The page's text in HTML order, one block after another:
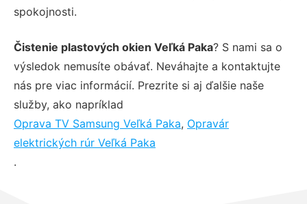
spokojnosti.
Čistenie plastových okien Veľká Paka? S nami sa o
výsledok nemusíte obávať. Neváhajte a kontaktujte
nás pre viac informácií. Prezrite si aj ďalšie naše
služby, ako napríklad
Oprava TV Samsung Veľká Paka, Opravár
elektrických rúr Veľká Paka
.